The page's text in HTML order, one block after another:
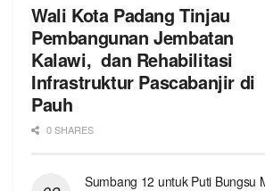
Wali Kota Padang Tinjau
Pembangunan Jembatan
Kalawi, dan Rehabilitasi
Infrastruktur Pascabanjir di
Pauh
0 SHARES
Sumbang 12 untuk Puti Bungsu